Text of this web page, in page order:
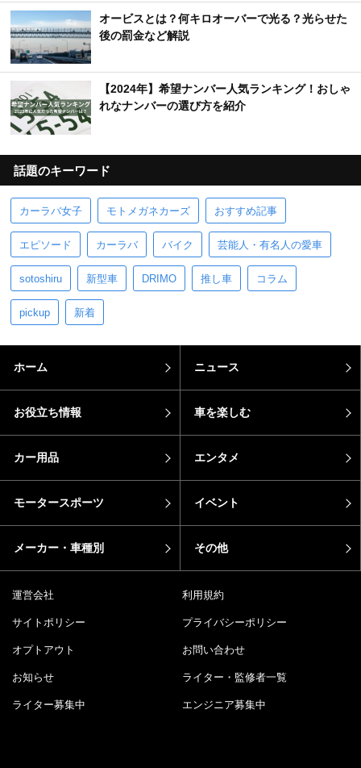
オービスとは？何キロオーバーで光る？光らせた
後の罰金など解説
【2024年】希望ナンバー人気ランキング！おしゃ
れなナンバーの選び方を紹介
話題のキーワード
カーラバ女子 モトメガネカーズ おすすめ記事
エピソード カーラバ バイク 芸能人・有名人の愛車
sotoshiru 新型車 DRIMO 推し車 コラム
pickup 新着
ホーム ニュース
お役立ち情報 車を楽しむ
カー用品 エンタメ
モータースポーツ イベント
メーカー・車種別 その他
運営会社 利用規約
サイトポリシー プライバシーポリシー
オプトアウト お問い合わせ
お知らせ ライター・監修者一覧
ライター募集中 エンジニア募集中